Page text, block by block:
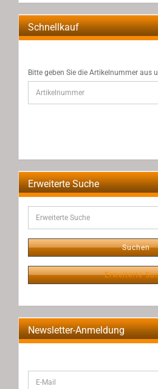
Schnellkauf
BITTE
GEBEN
SIE
DIE
Bitte geben Sie die Artikelnummer aus
Erweiterte Suche
Suche
Suchen
Erweiterte
Newsletter-Anmeldung
ZUR
E-